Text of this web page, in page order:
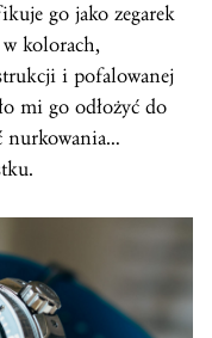
go jako zegarek
kolorach,
i pofalowanej
mi go odłożyć do
nurkowania…